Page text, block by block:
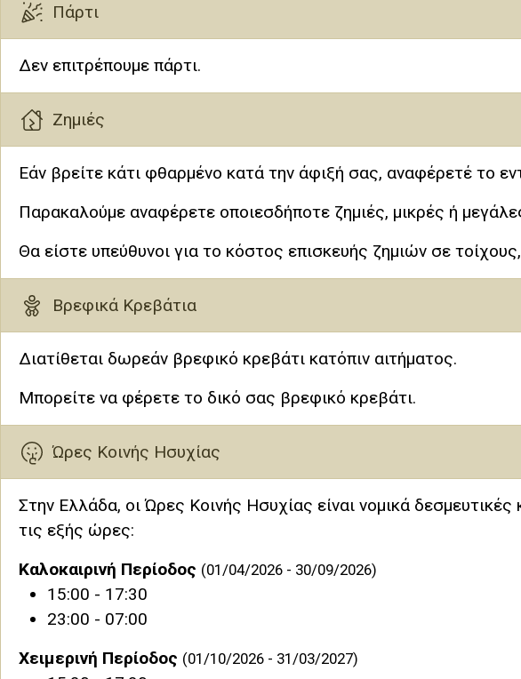
Πάρτι
Δεν επιτρέπουμε πάρτι.
Ζημιές
Εάν βρείτε κάτι φθαρμένο κατά την άφιξή σας, αναφέρετέ το
Παρακαλούμε αναφέρετε οποιεσδήποτε ζημιές, μικρές ή
Θα είστε υπεύθυνοι για το κόστος επισκευής ζημιών σε
Βρεφικά Κρεβάτια
Διατίθεται δωρεάν βρεφικό κρεβάτι κατόπιν αιτήματος.
Μπορείτε να φέρετε το δικό σας βρεφικό κρεβάτι.
Ώρες Κοινής Ησυχίας
Στην Ελλάδα, οι Ώρες Κοινής Ησυχίας είναι νομικά
τις εξής ώρες:
Καλοκαιρινή Περίοδος (01/04/2026 - 30/09/2026)
15:00 - 17:30
23:00 - 07:00
Χειμερινή Περίοδος (01/10/2026 - 31/03/2027)